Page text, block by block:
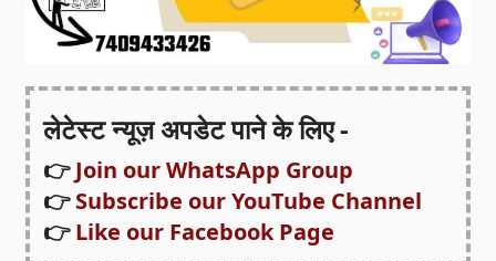
लेटेस्ट न्यूज़ अपडेट पाने के लिए -
👉Join our WhatsApp Group
👉Subscribe our YouTube Channel
👉Like our Facebook Page